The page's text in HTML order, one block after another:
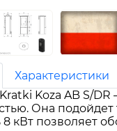
Характеристики
Koza AB S/
Она подойдет
кВт позволяет